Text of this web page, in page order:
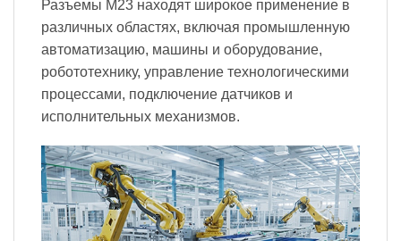
Разъемы M23 находят широкое применение в
различных областях, включая промышленную
автоматизацию, машины и оборудование,
робототехнику, управление технологическими
процессами, подключение датчиков и
исполнительных механизмов.